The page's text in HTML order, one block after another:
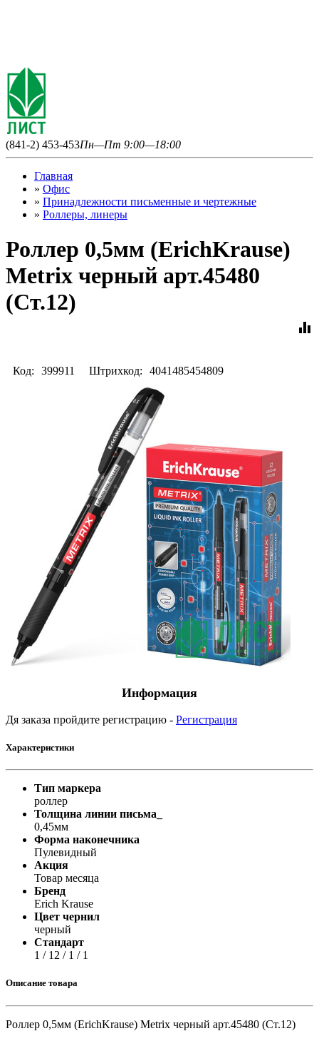
(841-2) 453-453Пн—Пт 9:00—18:00
Главная
» Офис
» Принадлежности письменные и чертежные
» Роллеры, линеры
Роллер 0,5мм (ErichKrause)
Metrix черный арт.45480
(Ст.12)
equalizer
Код: 399911 Штрихкод: 4041485454809
Информация
Дя заказа пройдите регистрацию - Регистрация
Характеристики
Тип маркера
роллер
Толщина линии письма_
0,45мм
Форма наконечника
Пулевидный
Акция
Товар месяца
Бренд
Erich Krause
Цвет чернил
черный
Стандарт
1 / 12 / 1 / 1
Описание товара
Роллер 0,5мм (ErichKrause) Metrix черный арт.45480 (Ст.12)